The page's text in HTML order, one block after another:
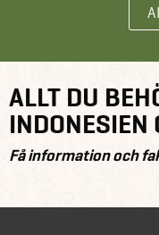
ALLT DU
INDONESIEN
Få information och